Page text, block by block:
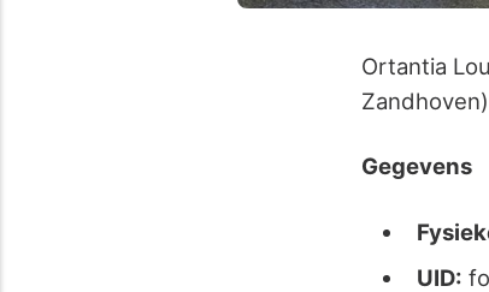
Ortantia
Gegevens
UID: